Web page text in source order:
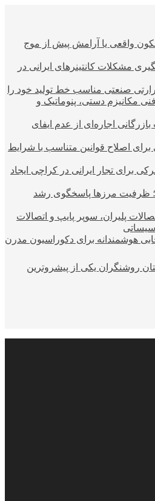
واقعی یا آرامش پیش از موج
مشکلات کانتینرهای ایرانی در
صنعتی مناسب خط تولید خود را
مکانیزم دستی، پنوماتیک و
بازرگانی اجاره‌ای از عدم ایفای
اصلاح قوانین متناسب با شرایط
برای تجار ایرانی در کراچی ایجاد
ظرفیت مرزها پاسخگوی رشد
پلیران، سوپر پایپ و اتصالات
هوشمندانه برای دکوراسیون مدرن
روشنگران یکی از پیشروترین